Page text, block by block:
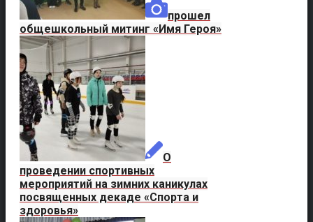
прошел
общешкольный митинг «Имя Героя»
О
проведении спортивных
мероприятий на зимних каникулах
посвященных декаде «Спорта и
здоровья»